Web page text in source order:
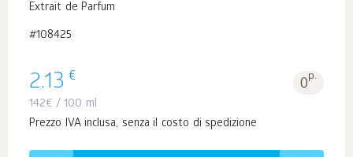
Extrait de Parfum
#108425
2.13 € 0p.
142€ / 100 ml
Prezzo IVA inclusa, senza il costo di spedizione